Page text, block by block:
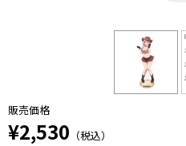
販売価格
¥2,530 （税込）